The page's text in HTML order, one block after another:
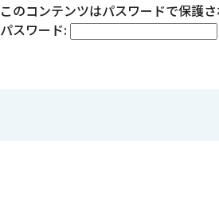
このコンテンツはパスワードで保護
パスワード: